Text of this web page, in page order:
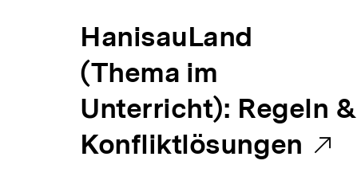
E
x
t
e
HanisauLand
(Thema im
Unterricht): Regeln &
Konfliktlösungen